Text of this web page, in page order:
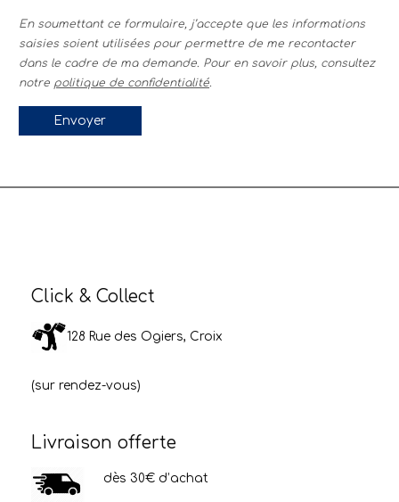
En soumettant ce formulaire, j’accepte que les informations
saisies soient utilisées pour permettre de me recontacter
dans le cadre de ma demande. Pour en savoir plus, consultez
notre politique de confidentialité
Click & Collect
128 Rue des Ogiers, Croix
(sur rendez-vous)
Livraison offerte
dès 30€ d’achat